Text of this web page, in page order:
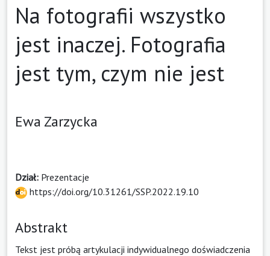
Na fotografii wszystko
jest inaczej. Fotografia
jest tym, czym nie jest
Ewa Zarzycka
Dział: Prezentacje
https://doi.org/10.31261/SSP.2022.19.10
Abstrakt
Tekst jest próbą artykulacji indywidualnego doświadczenia